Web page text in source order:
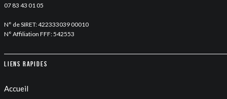
07 83 43 01 05
N° de SIRET: 422333039 00010
N° Affiliation FFF: 542553
Liens rapides
Accueil